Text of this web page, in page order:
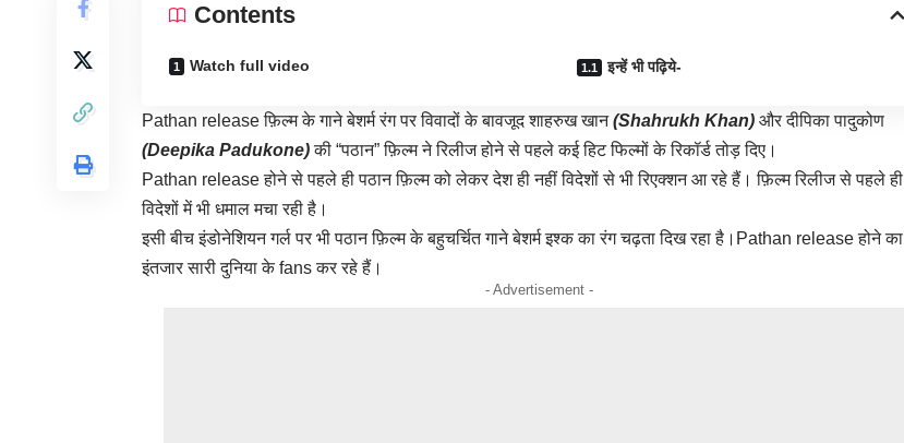
Contents
Watch full video इन्हें भी पढ़िये-
Pathan release फ़िल्म के गाने बेशर्म रंग पर विवादों के बावजूद शाहरुख खान (Shahrukh Khan) और दीपिका पादुकोण
(Deepika Padukone) की “पठान” फ़िल्म ने रिलीज होने से पहले कई हिट फिल्मों के रिकॉर्ड तोड़ दिए।
Pathan release होने से पहले ही पठान फ़िल्म को लेकर देश ही नहीं विदेशों से भी रिएक्शन आ रहे हैं। फ़िल्म रिलीज से पहले ही
विदेशों में भी धमाल मचा रही है।
इसी बीच इंडोनेशियन गर्ल पर भी पठान फ़िल्म के बहुचर्चित गाने बेशर्म इश्क का रंग चढ़ता दिख रहा है।Pathan release होने का
इंतजार सारी दुनिया के fans कर रहे हैं।
- Advertisement -